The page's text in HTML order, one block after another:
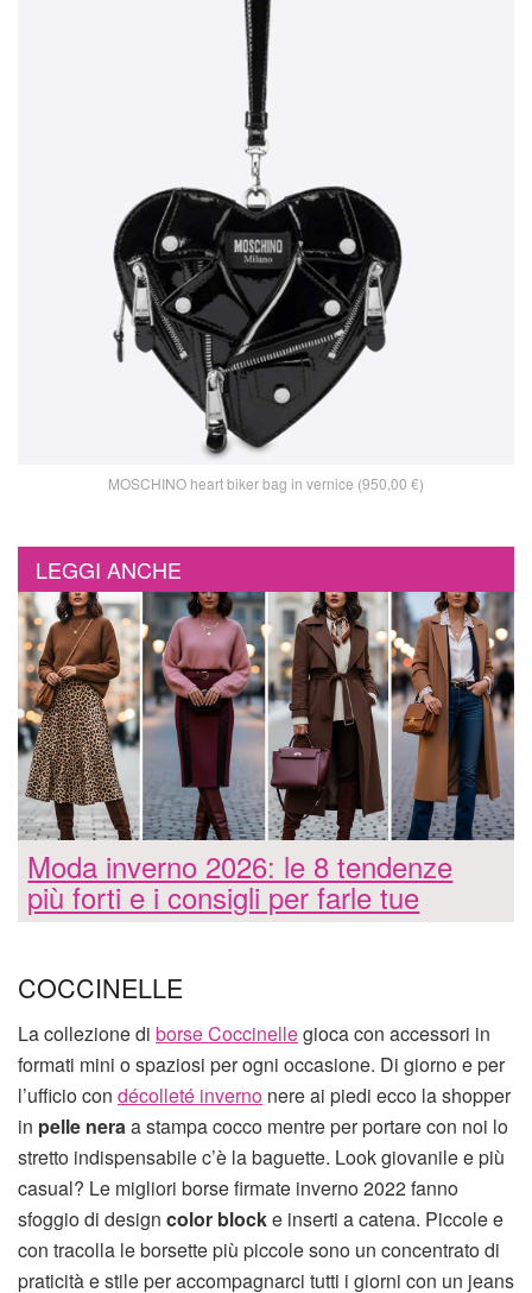
MOSCHINO heart biker bag in vernice (950,00 €)
LEGGI ANCHE
Moda inverno 2026: le 8 tendenze
più forti e i consigli per farle tue
COCCINELLE
La collezione di borse Coccinellegioca con accessori in
formati mini o spaziosi per ogni occasione. Di giorno e per
l’ufficio con décolleté inverno nere ai piedi ecco la shopper
in pelle neraa stampa cocco mentre per portare con noi lo
stretto indispensabile c’è la baguette. Look giovanile e più
casual? Le migliori borse firmate inverno 2022 fanno
sfoggio di design color blocke inserti a catena. Piccole e
con tracolla le borsette più piccole sono un concentrato di
praticità e stile per accompagnarci tutti i giorni con un jeans